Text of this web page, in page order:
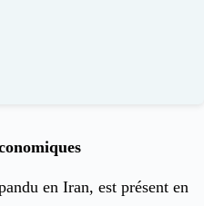
en Iran, est présent en